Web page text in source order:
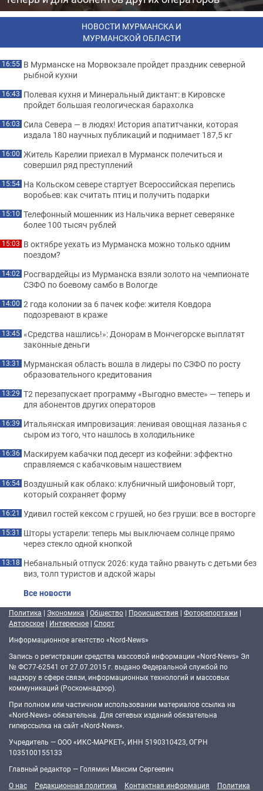
НОВОСТИ МУРМАНСКА И
МУРМАНСКОЙ ОБЛАСТИ
16:55 В Мурманске на Морвокзале пройдет праздник северной
рыбной кухни
16:43 Полевая кухня и Минеральный диктант: в Кировске
пройдет большая геологическая барахолка
16:03 Сила Севера — в людях! История апатитчанки, которая
издала 180 научных публикаций и поднимает 187,5 кг
16:00 Житель Карелии приехал в Мурманск полечиться и
совершил ряд преступлений
15:54 На Кольском севере стартует Всероссийская перепись
воробьев: как считать птиц и получить подарки
15:10 Телефонный мошенник из Нальчика вернет северянке
более 100 тысяч рублей
15:03 В октябре уехать из Мурманска можно только одним
поездом?
14:02 Росгвардейцы из Мурманска взяли золото на чемпионате
СЗФО по боевому самбо в Вологде
14:00 2 года колонии за 6 пачек кофе: жителя Ковдора
подозревают в краже
13:45 «Средства нашлись!»: Донорам в Мончегорске выплатят
законные деньги
13:31 Мурманская область вошла в лидеры по СЗФО по росту
образовательного кредитования
13:29 Т2 перезапускает программу «Выгодно вместе» — теперь и
для абонентов других операторов
16:39 Итальянская импровизация: ленивая овощная лазанья с
сыром из того, что нашлось в холодильнике
16:36 Маскируем кабачки под десерт из кофейни: эффектно
справляемся с кабачковым нашествием
16:54 Воздушный как облако: клубничный шифоновый торт,
который сохраняет форму
16:21 Удивил гостей кексом с грушей, но без груши: все в восторге
15:31 Шторы устарели: теперь мы выключаем солнце прямо
через стекло одной кнопкой
13:18 Небанальный отпуск 2026: куда тайно рвануть с детьми без
виз, толп туристов и адской жары
Все новости
Политика | Экономика | Общество | Происшествия | Фоторепортажи |
Авторское | Интересное | Спорт
Информационное агентство «Nord-News»
Запись о регистрации средства массовой информации «Nord-News» Эл
№ ФС77-62541 от 27.07.2015 г. выдано Федеральной службой по
надзору в сфере связи, информационных технологий и массовых
коммуникаций (Роскомнадзор).
При полном или частичном использовании материалов ссылка на
«Nord-News» обязательна. Для сетевых изданий обязательна
гиперссылка на сайт «Nord-News».
Учредитель — ООО «ИКС-МАРКЕТ», ИНН 5190310423, ОГРН
1035100155133
Главный редактор — Голямин Максим Сергеевич
О нас
Редакционная политика Контактная информация Политика